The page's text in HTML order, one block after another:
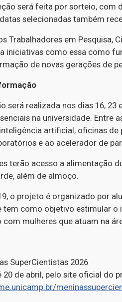
será feita por sorteio, com
selecionadas também
Trabalhadores em Pesquisa,
iniciativas como essa como
de novas gerações de
será realizada nos dias 16, 23
na universidade. Entre
artificial, oficinas
e ao acelerador de
terão acesso a alimentação
além de almoço.
o projeto é organizado por
tem como objetivo estimular o
mulheres que atuam na
SuperCientistas 2026
20 de abril, pelo site oficial do